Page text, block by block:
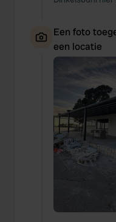
Een foto
een locatie